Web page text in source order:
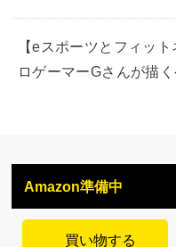
【eスポーツとフィッ
ロゲーマーGさんが描
Amazon準備中
買い物する